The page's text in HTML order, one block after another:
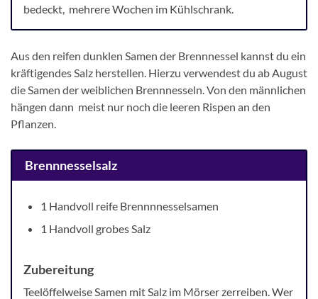
bedeckt, mehrere Wochen im Kühlschrank.
Aus den reifen dunklen Samen der Brennnessel kannst du ein
kräftigendes Salz herstellen. Hierzu verwendest du ab August
die Samen der weiblichen Brennnesseln. Von den männlichen
hängen dann meist nur noch die leeren Rispen an den
Pflanzen.
Brennnesselsalz
1 Handvoll reife Brennnnesselsamen
1 Handvoll grobes Salz
Zubereitung
Teelöffelweise Samen mit Salz im Mörser zerreiben. Wer